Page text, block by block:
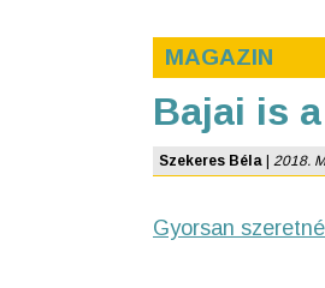
MAGAZIN
Bajai is
Szekeres Béla 2018.
Gyorsan